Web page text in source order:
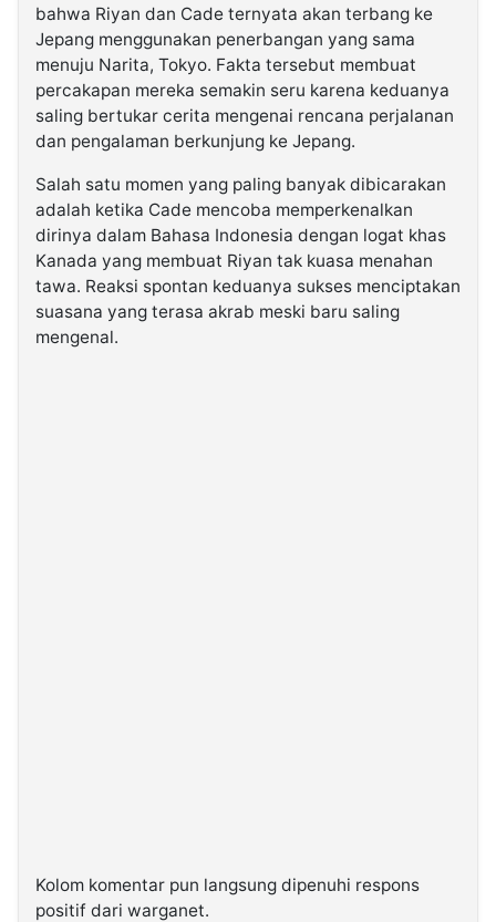
bahwa Riyan dan Cade ternyata akan terbang ke
Jepang menggunakan penerbangan yang sama
menuju Narita, Tokyo. Fakta tersebut membuat
percakapan mereka semakin seru karena keduanya
saling bertukar cerita mengenai rencana perjalanan
dan pengalaman berkunjung ke Jepang.
Salah satu momen yang paling banyak dibicarakan
adalah ketika Cade mencoba memperkenalkan
dirinya dalam Bahasa Indonesia dengan logat khas
Kanada yang membuat Riyan tak kuasa menahan
tawa. Reaksi spontan keduanya sukses menciptakan
suasana yang terasa akrab meski baru saling
mengenal.
Kolom komentar pun langsung dipenuhi respons
positif dari warganet.